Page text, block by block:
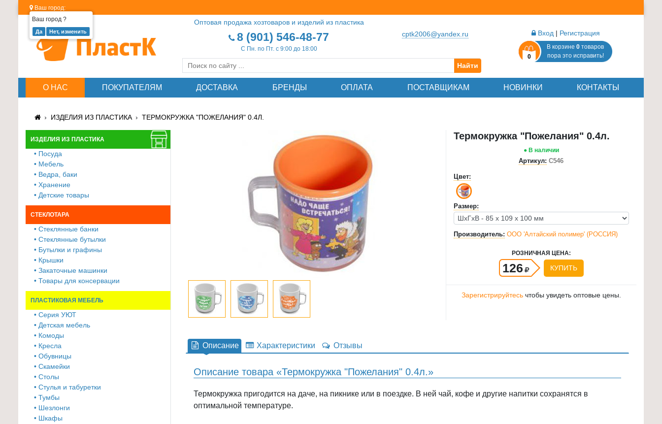
Ваш город:
Ваш город ? Оптовая продажа хозтоваров и изделий из пластика
8 (901) 546-48-77
С Пн. по Пт. с 9:00 до 18:00
cptk2006@yandex.ru
Найти
Вход | Регистрация
0
В корзине0 товаров
пора это исправить!
О НАС ПОКУПАТЕЛЯМ ДОСТАВКА БРЕНДЫ ОПЛАТА ПОСТАВЩИКАМ НОВИНКИ КОНТАКТЫ
ИЗДЕЛИЯ ИЗ ПЛАСТИКА ТЕРМОКРУЖКА "ПОЖЕЛАНИЯ" 0.4Л.
ИЗДЕЛИЯ ИЗ ПЛАСТИКА
• Посуда
• Мебель
• Ведра, баки
• Хранение
• Детские товары
СТЕКЛОТАРА
• Стеклянные банки
• Стеклянные бутылки
• Бутылки и графины
• Крышки
• Закаточные машинки
• Товары для консервации
ПЛАСТИКОВАЯ МЕБЕЛЬ
• Серия УЮТ
• Детская мебель
• Комоды
• Кресла
• Обувницы
• Скамейки
• Столы
• Стулья и табуретки
• Тумбы
• Шезлонги
• Шкафы
Термокружка "Пожелания" 0.4л.
● В наличии
Артикул: С546
Цвет:
Размер:
Производитель: ООО 'Алтайский полимер' (РОССИЯ)
РОЗНИЧНАЯ ЦЕНА:
126 КУПИТЬ
Зарегистрируйтесьчтобы увидеть оптовые цены.
Описание Характеристики Отзывы
Описание товара «Термокружка "Пожелания" 0.4л.»
Термокружка пригодится на даче, на пикнике или в поездке. В ней чай, кофе и другие напитки сохранятся в
оптимальной температуре.
Изделия
пластика
≡
Пластиковая
мебель
Хозтовары
≡
Товары
животных
Товары
Туризм
отдых
Посуда